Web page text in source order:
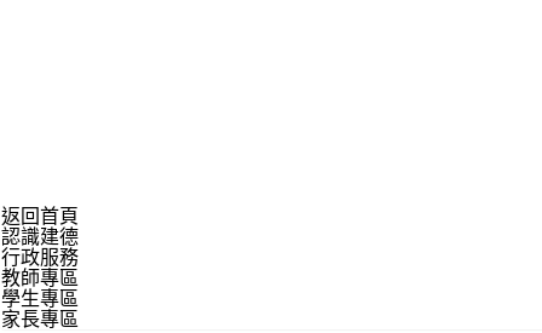
返回首頁
認識建德
行政服務
教師專區
學生專區
家長專區